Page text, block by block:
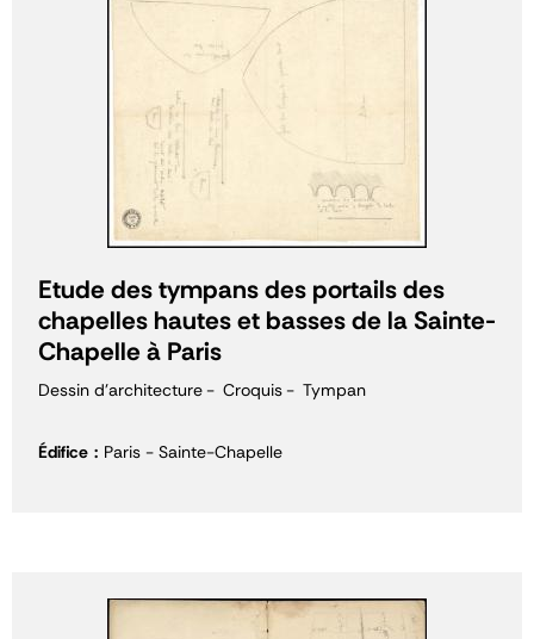
Etude des tympans des portails des
chapelles hautes et basses de la Sainte-
Chapelle à Paris
Dessin d'architecture Croquis Tympan
Édifice Paris - Sainte-Chapelle